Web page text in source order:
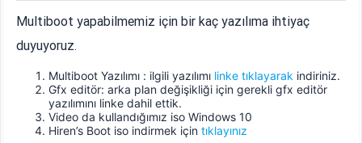
Multiboot yapabilmemiz için bir kaç yazılıma ihtiyaç
duyuyoruz.
Multiboot Yazılımı : ilgili yazılımı linke tıklayarak indiriniz.
Gfx editör: arka plan değişikliği için gerekli gfx editör
yazılımını linke dahil ettik.
Video da kullandığımız iso Windows 10
Hiren’s Boot iso indirmek içintıklayınız